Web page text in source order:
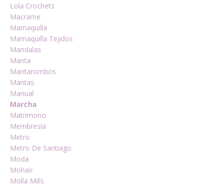
Lola Crochets
Macrame
Mamaquilla
Mamaquilla Tejidos
Mandalas
Manta
Mantarombos
Mantas
Manual
Marcha
Matrimono
Membresía
Metro
Metro De Santiago
Moda
Mohair
Molla Mills